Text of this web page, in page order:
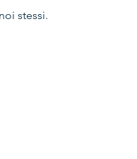
stessi.